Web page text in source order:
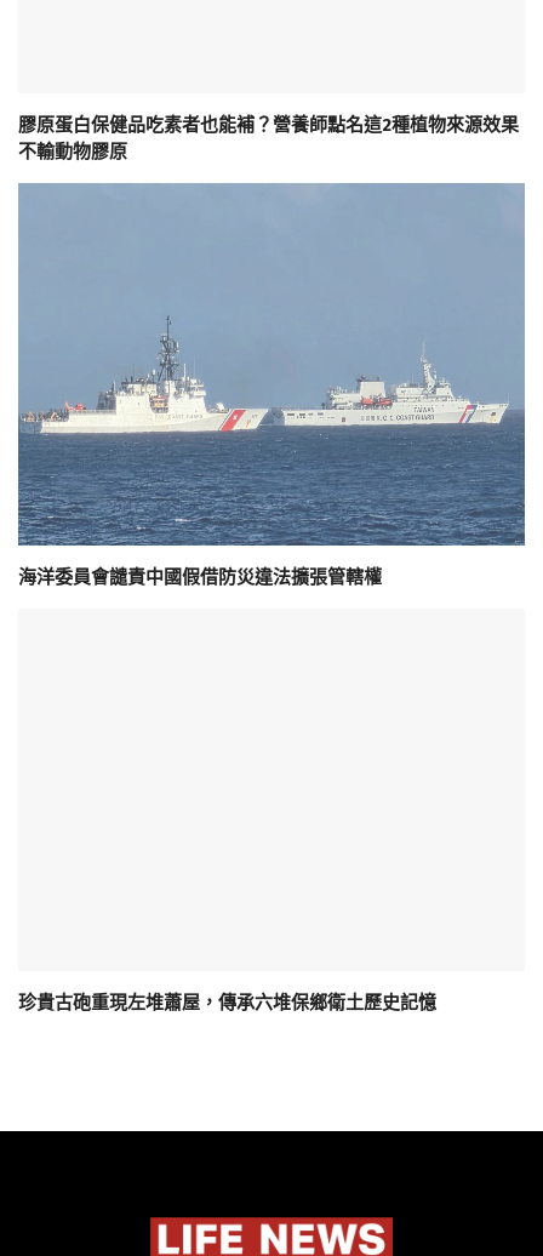
膠原蛋白保健品吃素者也能補？營養師點名這2種植物來源效果
不輸動物膠原
海洋委員會譴責中國假借防災違法擴張管轄權
珍貴古砲重現左堆蕭屋，傳承六堆保鄉衛土歷史記憶